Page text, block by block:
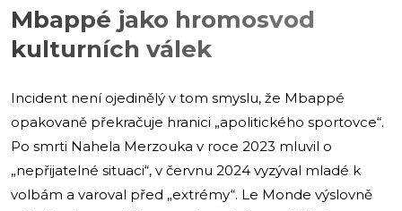
Mbappé jako hromosvod
kulturních válek
Incident není ojedinělý v tom smyslu, že Mbappé
opakovaně překračuje hranici „apolitického sportovce“.
Po smrti Nahela Merzouka v roce 2023 mluvil o
„nepřijatelné situaci“, v červnu 2024 vyzýval mladé k
volbám a varoval před „extrémy“. Le Monde výslovně